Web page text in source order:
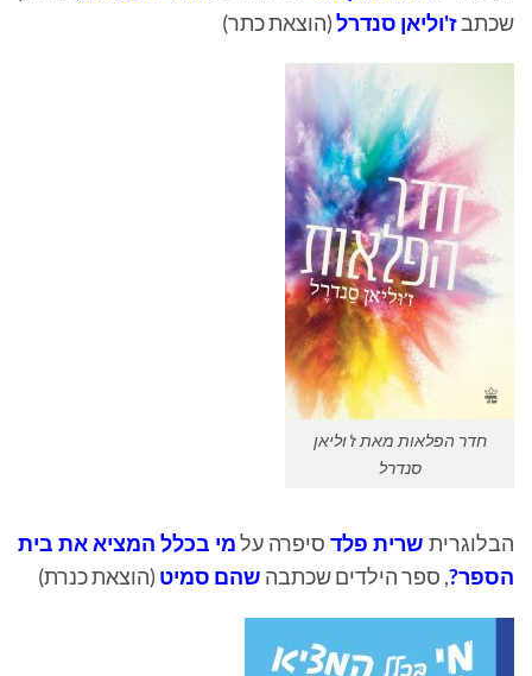
שכתבז'וליאן סנדרל(הוצאת כתר)
חדר הפלאות מאת ז'וליאן
סנדרל
הבלוגרית שרית פלדסיפרה עלמי בכלל המציא את בית
הספר?, ספר הילדים שכתבה שהם סמיט (הוצאת כנרת)